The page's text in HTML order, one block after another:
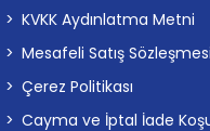
KVKK Aydınlatma Metni
Mesafeli Satış Sözleşmesi
Çerez Politikası
Cayma ve İptal İade